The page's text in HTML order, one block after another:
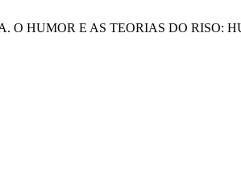
A. O HUMOR E AS TEORIAS DO